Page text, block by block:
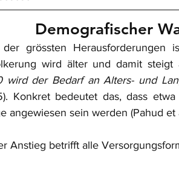
Spitex
Demografischer
der grössten Herausforderungen
wird der Bedarf an Alters- und
Konkret bedeutet das, dass
angewiesen sein werden (Pahud et
Anstieg betrifft alle